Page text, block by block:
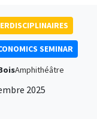
SEMINAR
Amphithéâtre
2025